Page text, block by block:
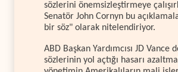
sözlerini önemsizleştirmeye
Senatör John Cornyn bu
bir söz" olarak nitelendiriyor.
ABD Başkan Yardımcısı JD Vance
sözlerinin yol açtığı hasarı